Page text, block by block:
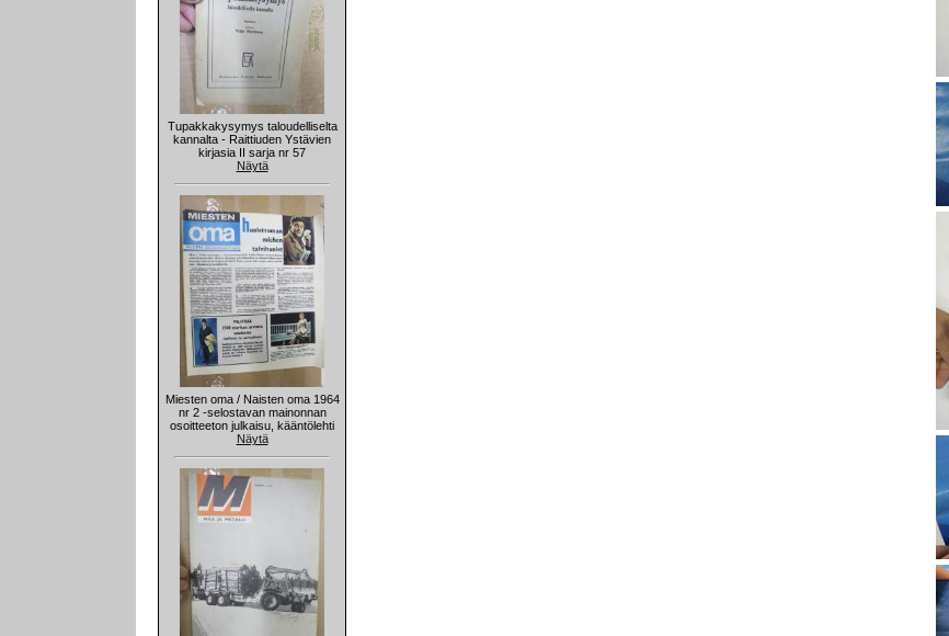
Tupakkakysymys taloudelliselta
kannalta - Raittiuden Ystävien
kirjasia II sarja nr 57
Näytä
Miesten oma / Naisten oma 1964
nr 2 -selostavan mainonnan
osoitteeton julkaisu, kääntölehti
Näytä